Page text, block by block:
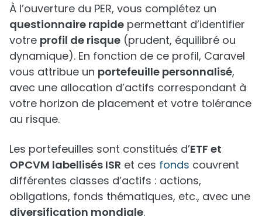
À l’ouverture du PER, vous complétez un
questionnaire rapide permettant d’identifier
votre profil de risque (prudent, équilibré ou
dynamique). En fonction de ce profil, Caravel
vous attribue un portefeuille personnalisé,
avec une allocation d’actifs correspondant à
votre horizon de placement et votre tolérance
au risque.
Les portefeuilles sont constitués d’ETF et
OPCVM labellisés ISR et ces fonds couvrent
différentes classes d’actifs : actions,
obligations, fonds thématiques, etc., avec une
diversification mondiale.